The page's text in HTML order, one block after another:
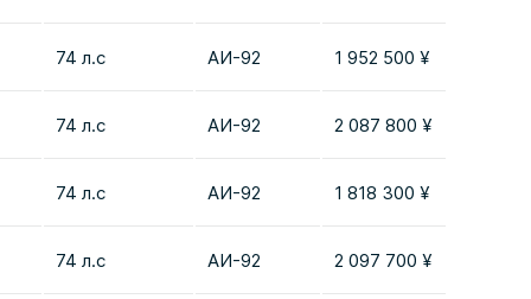
74 л.с AИ-92 1 952 500 ¥
74 л.с AИ-92 2 087 800 ¥
74 л.с AИ-92 1 818 300 ¥
74 л.с AИ-92 2 097 700 ¥